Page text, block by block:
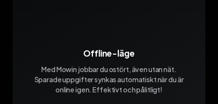
Offline-läge
Med Mowin jobbar du ostört, även utan nät.
Sparade uppgifter synkas automatiskt när du är
online igen. Effektivt och pålitligt!